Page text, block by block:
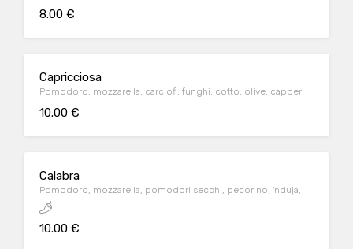
8.00 €
Capricciosa
Pomodoro, mozzarella, carciofi, funghi, cotto, olive, capperi
10.00 €
Calabra
Pomodoro, mozzarella, pomodori secchi, pecorino, 'nduja,
10.00 €